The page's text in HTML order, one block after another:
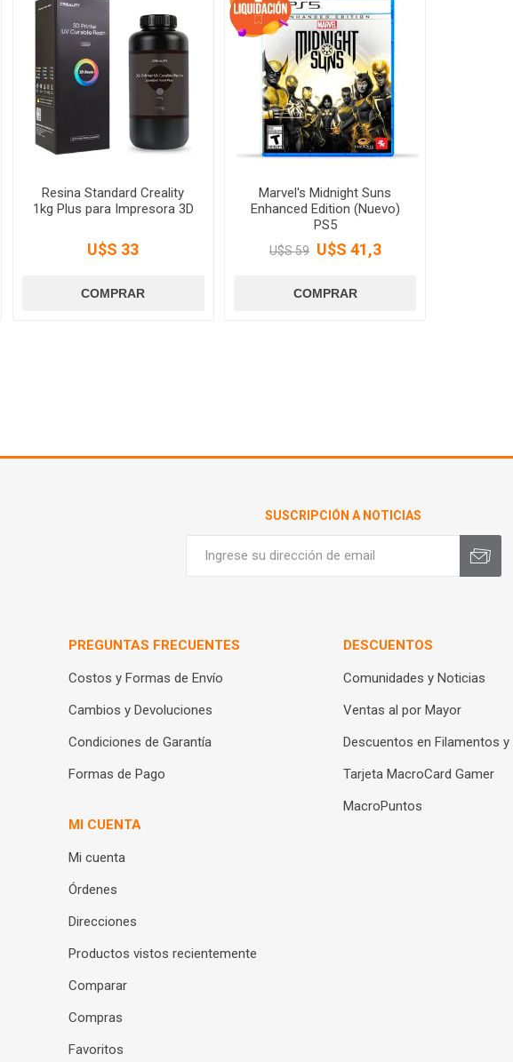
Resina Standard Creality
1kg Plus para Impresora 3D
U$S 33
Marvel's Midnight Suns
Enhanced Edition (Nuevo)
PS5
U$S 59 U$S 41,3
SUSCRIPCIÓN A NOTICIAS
PREGUNTAS FRECUENTES
Costos y Formas de Envío
Cambios y Devoluciones
Condiciones de Garantía
Formas de Pago
MI CUENTA
Mi cuenta
Órdenes
Direcciones
Productos vistos recientemente
Comparar
Compras
Favoritos
DESCUENTOS
Comunidades y Noticias
Ventas al por Mayor
Descuentos en Filamentos y
Tarjeta MacroCard Gamer
MacroPuntos